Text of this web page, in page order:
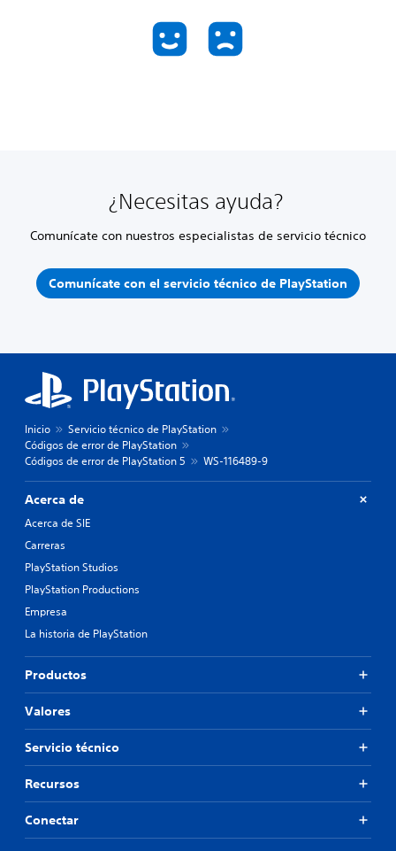
¿Necesitas ayuda?
Comunícate con nuestros especialistas de servicio técnico
Comunícate con el servicio técnico de PlayStation
Inicio
Servicio técnico de PlayStation
Códigos de error de PlayStation
Códigos de error de PlayStation 5
WS-116489-9
Acerca de
Acerca de SIE
Carreras
PlayStation Studios
PlayStation Productions
Empresa
La historia de PlayStation
Productos
Valores
Servicio técnico
Recursos
Conectar